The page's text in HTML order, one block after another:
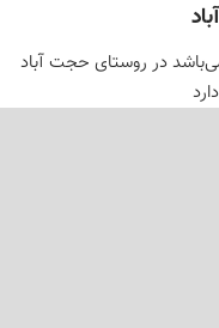
در روستای حجت آباد